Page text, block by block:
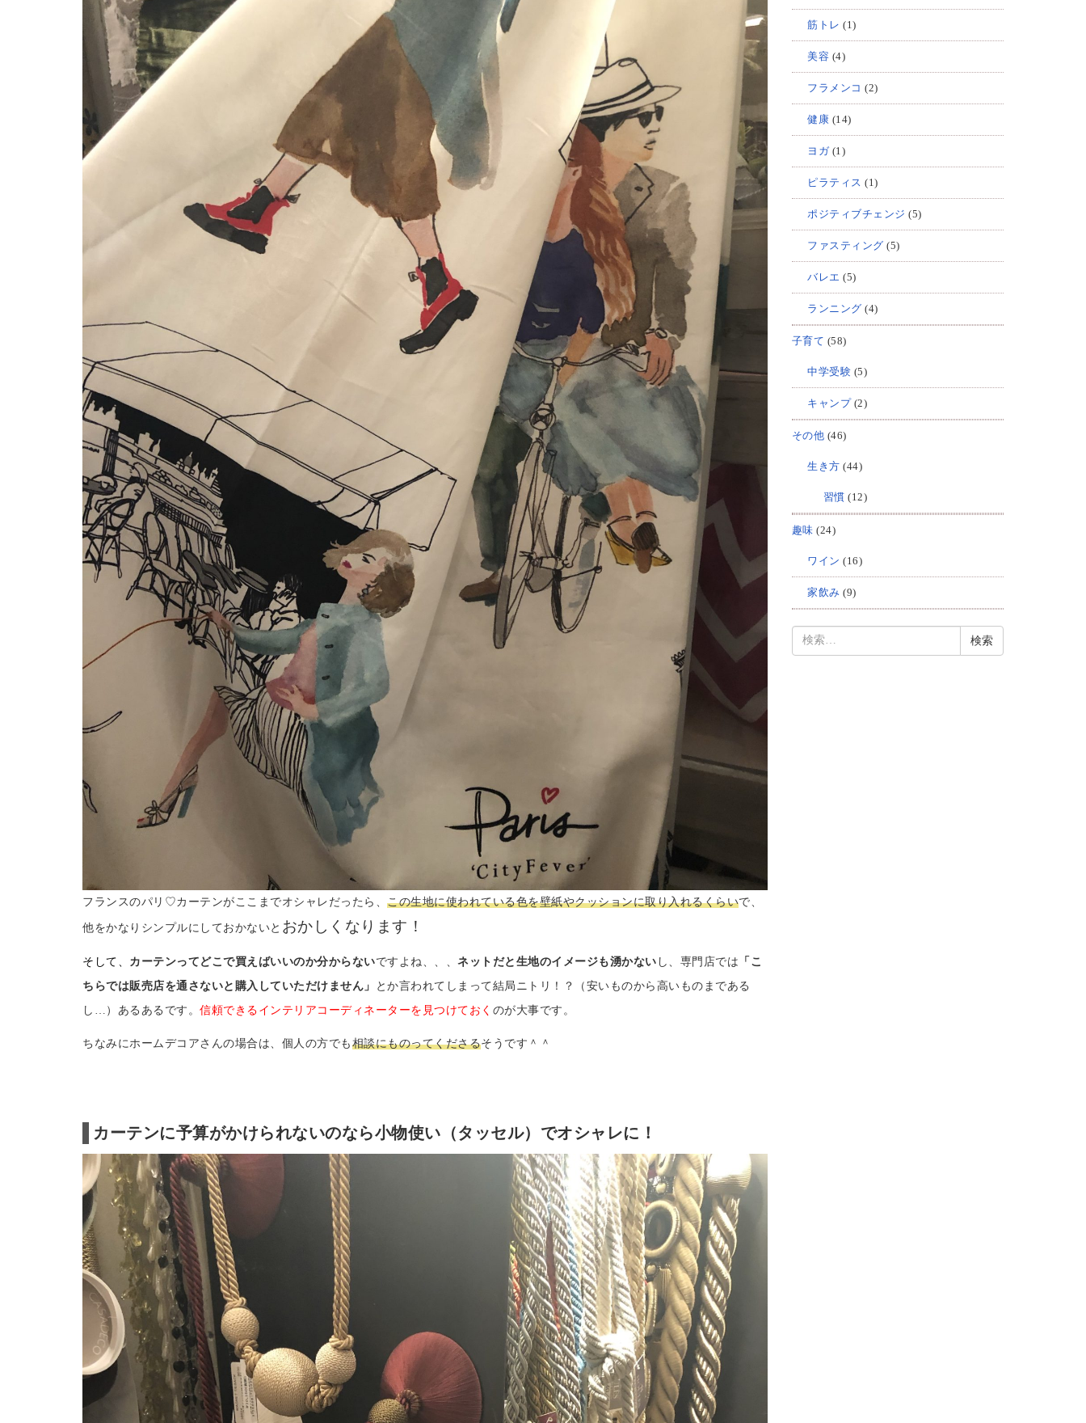
フランスのパリ♡カーテンがここまでオシャレだったら、 この生地に使われている色を壁紙やクッションに取り入れるくらいで、
他をかなりシンプルにしておかないと おかしくなります！
そして、 カーテンってどこで買えばいいのか分からないですよね、、、 ネットだと生地のイメージも湧かない し、専門店では 「こ
ちらでは販売店を通さないと購入していただけません」
とか言われてしまって結局ニトリ！？（安いものから高いものまである
し…）あるあるです。 信頼できるインテリアコーディネーターを見つけておく のが大事です。
ちなみにホームデコアさんの場合は、個人の方でも 相談にものってくださるそうです＾＾
カーテンに予算がかけられないのなら小物使い（タッセル）でオシャレに！
筋トレ (1)
美容 (4)
フラメンコ (2)
健康 (14)
ヨガ(1)
ピラティス (1)
ポジティブチェンジ (5)
ファスティング (5)
バレエ (5)
ランニング (4)
子育て (58)
中学受験 (5)
キャンプ(2)
その他 (46)
生き方 (44)
習慣 (12)
趣味 (24)
ワイン (16)
家飲み (9)